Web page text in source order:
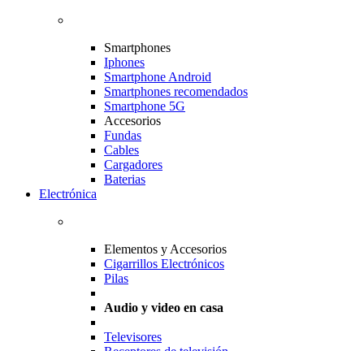
Smartphones
Iphones
Smartphone Android
Smartphones recomendados
Smartphone 5G
Accesorios
Fundas
Cables
Cargadores
Baterias
Electrónica
Elementos y Accesorios
Cigarrillos Electrónicos
Pilas
Audio y video en casa
Televisores